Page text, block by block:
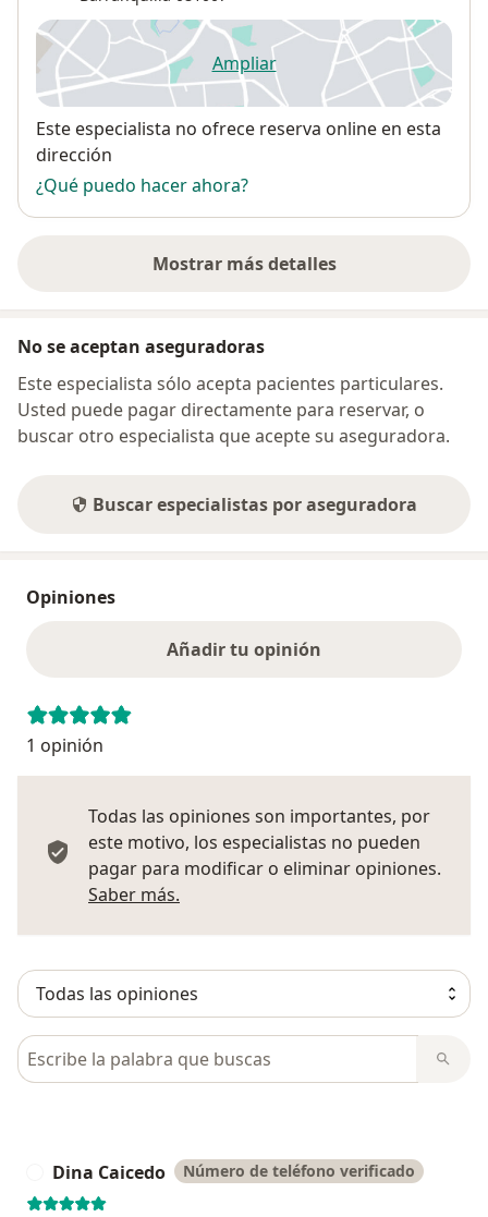
Ampliarse abre en una nueva
Disponibilidad
Este especialista no ofrece reserva online en esta
dirección
¿Qué puedo hacer ahora?
Mostrar más detalles
sobre la dirección
No se aceptan aseguradoras
Este especialista sólo acepta pacientes particulares.
Usted puede pagar directamente para reservar, o
buscar otro especialista que acepte su aseguradora.
Buscar especialistas por aseguradora
Opiniones
Añadir tu opinión
1 opinión
Todas las opiniones son importantes, por
este motivo, los especialistas no pueden
pagar para modificar o eliminar opiniones.
Saber más.
Busca en opiniones
Dina Caicedo Número de teléfono verificado